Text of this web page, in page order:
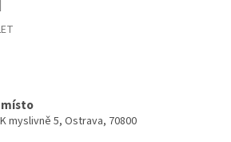
myslivně 5, Ostrava, 70800